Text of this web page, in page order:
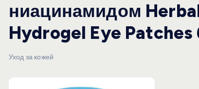
ниацинамидом
Hydrogel Eye
Уход за кожей